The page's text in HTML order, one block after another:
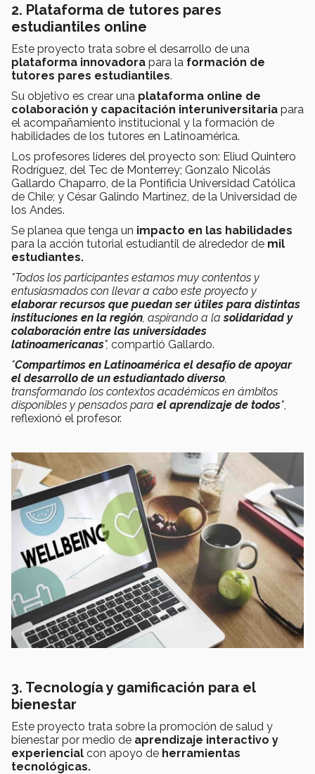
2. Plataforma de tutores pares
estudiantiles online
Este proyecto trata sobre el desarrollo de una
plataforma innovadora para la formación de
tutores pares estudiantiles.
Su objetivo es crear una plataforma online de
colaboración y capacitación interuniversitaria para
el acompañamiento institucional y la formación de
habilidades de los tutores en Latinoamérica.
Los profesores líderes del proyecto son: Eliud Quintero
Rodríguez, del Tec de Monterrey; Gonzalo Nicolás
Gallardo Chaparro, de la Pontificia Universidad Católica
de Chile; y César Galindo Martínez, de la Universidad de
los Andes.
Se planea que tenga un impacto en las habilidades
para la acción tutorial estudiantil de alrededor de mil
estudiantes.
"Todos los participantes estamos muy contentos y
entusiasmados con llevar a cabo este proyecto y
elaborar recursos que puedan ser útiles para distintas
instituciones en la región, aspirando a lasolidaridad y
colaboración entre las universidades
latinoamericanas", compartió Gallardo.
"Compartimos en Latinoamérica el desafío de apoyar
el desarrollo de un estudiantado diverso,
transformando los contextos académicos en ámbitos
disponibles y pensados para el aprendizaje de todos",
reflexionó el profesor.
3. Tecnología y gamificación para el
bienestar
Este proyecto trata sobre la promoción de salud y
bienestar por medio de aprendizaje interactivo y
experiencial con apoyo de herramientas
tecnológicas.